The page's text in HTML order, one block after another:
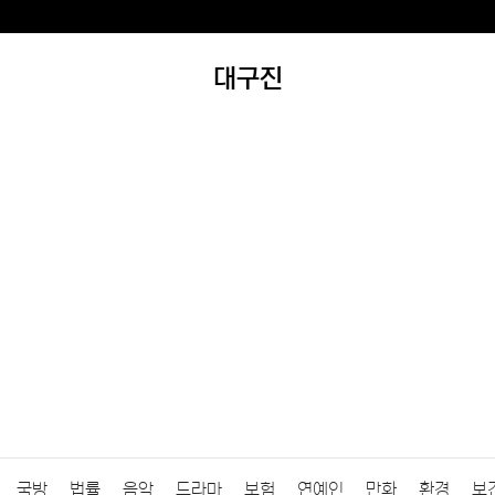
대구진
국방 법률 음악 드라마 보험 연예인 만화 환경 보